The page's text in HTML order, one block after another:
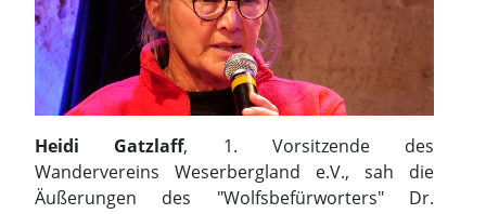
Heidi Gatzlaff, 1. Vorsitzende des
Wandervereins Weserbergland e.V., sah die
Äußerungen des "Wolfsbefürworters" Dr.